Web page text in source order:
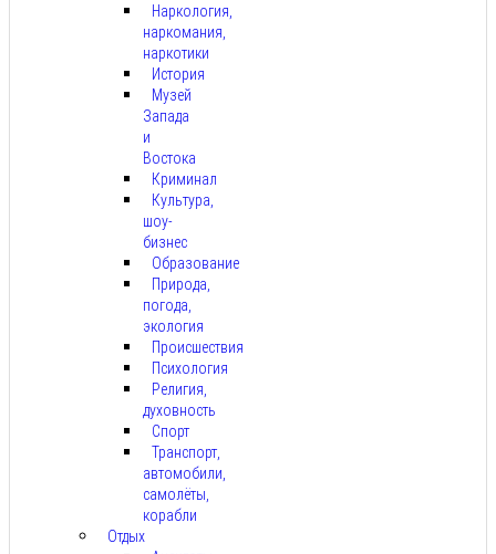
Наркология,
наркомания,
наркотики
История
Музей
Запада
и
Востока
Криминал
Культура,
шоу-
бизнес
Образование
Природа,
погода,
экология
Происшествия
Психология
Религия,
духовность
Спорт
Транспорт,
автомобили,
самолёты,
корабли
Отдых